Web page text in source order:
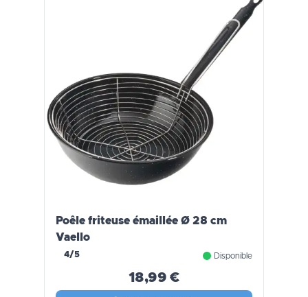
Poêle friteuse émaillée Ø 28 cm
Vaello
4/5 Disponible
18,99 €